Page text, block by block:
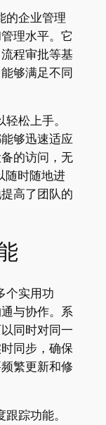
的企业管理
理水平。它
程审批等基
够满足不同
松上手。
够迅速适应
的访问，无
随时随地进
高了团队的
个实用功
与协作。系
同时对同一
同步，确保
繁更新和修
踪功能。